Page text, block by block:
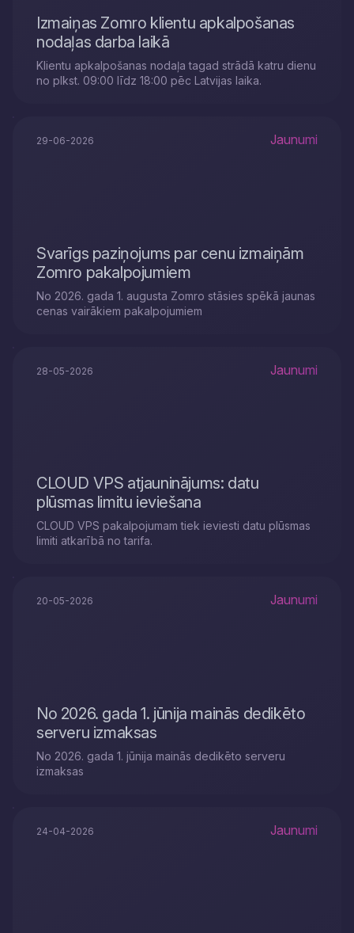
Izmaiņas Zomro klientu apkalpošanas
nodaļas darba laikā
Klientu apkalpošanas nodaļa tagad strādā katru dienu
no plkst. 09:00 līdz 18:00 pēc Latvijas laika.
29-06-2026 Jaunumi
Svarīgs paziņojums par cenu izmaiņām
Zomro pakalpojumiem
No 2026. gada 1. augusta Zomro stāsies spēkā jaunas
cenas vairākiem pakalpojumiem
28-05-2026 Jaunumi
CLOUD VPS atjauninājums: datu
plūsmas limitu ieviešana
CLOUD VPS pakalpojumam tiek ieviesti datu plūsmas
limiti atkarībā no tarifa.
20-05-2026 Jaunumi
No 2026. gada 1. jūnija mainās dedikēto
serveru izmaksas
No 2026. gada 1. jūnija mainās dedikēto serveru
izmaksas
24-04-2026 Jaunumi